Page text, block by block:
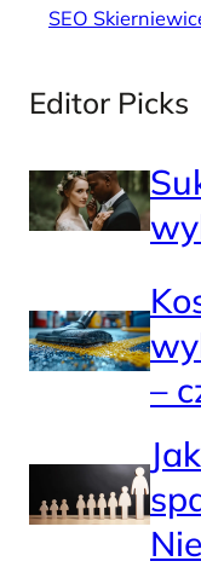
SEO
Editor Picks
–